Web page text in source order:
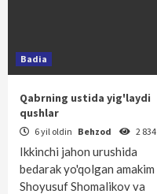
Badia
Qabrning ustida yig'laydi
qushlar
6 yil oldin Behzod 2 834
Ikkinchi jahon urushida
bedarak yo'qolgan amakim
Shoyusuf Shomalikov va